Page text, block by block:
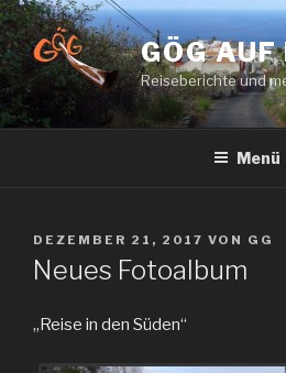
Zum
Inhalt
springen
GÖG
Reiseberichte und
Menü
VERÖFFENTLICHT
AM
DEZEMBER 21, 2017 VON GG
Neues Fotoalbum
„Reise in den Süden“